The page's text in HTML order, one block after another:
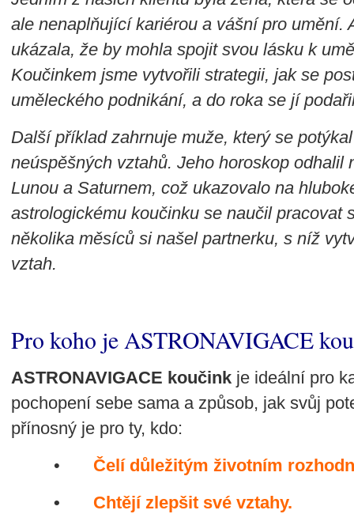
ale nenaplňující kariérou a vášní pro umění.
ukázala, že by mohla spojit svou lásku k
Koučinkem jsme vytvořili strategii, jak se
uměleckého podnikání, a do roka se jí
Další příklad zahrnuje muže, který se
neúspěšných vztahů. Jeho horoskop odhalil
Lunou a Saturnem, což ukazovalo na
astrologickému koučinku se naučil pracovat
několika měsíců si našel partnerku, s níž
vztah.
Pro koho je ASTRONAVIGACE
ASTRONAVIGACE koučink je ideální pro
pochopení sebe sama a způsob, jak svůj
přínosný je pro ty, kdo:
• Čelí důležitým životním
•
Chtějí zlepšit své vztahy.